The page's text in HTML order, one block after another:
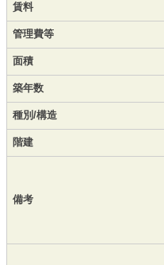
賃料
管理費等
面積
築年数
種別/構造
階建
備考